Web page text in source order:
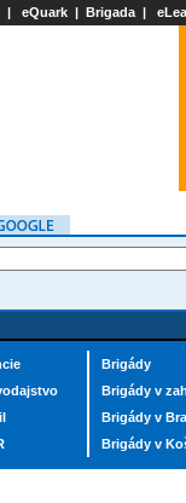
| eQuark | Brigada |
Brigády
Brigády v
Brigády v
Brigády v